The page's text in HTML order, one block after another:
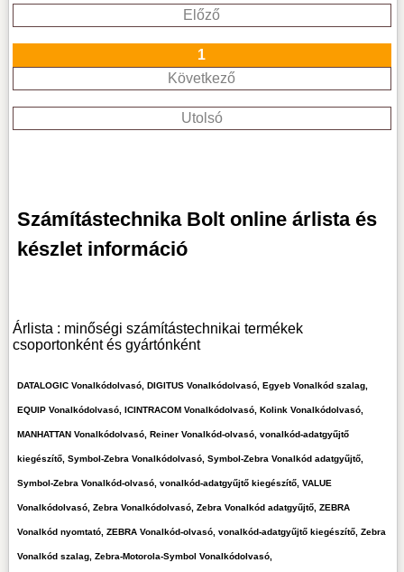
Előző
1
Következő
Utolsó
Számítástechnika Bolt online árlista és
készlet információ
Árlista : minőségi számítástechnikai termékek
csoportonként és gyártónként
DATALOGIC Vonalkódolvasó, DIGITUS Vonalkódolvasó, Egyeb Vonalkód szalag,
EQUIP Vonalkódolvasó, ICINTRACOM Vonalkódolvasó, Kolink Vonalkódolvasó,
MANHATTAN Vonalkódolvasó, Reiner Vonalkód-olvasó, vonalkód-adatgyűjtő
kiegészítő, Symbol-Zebra Vonalkódolvasó, Symbol-Zebra Vonalkód adatgyűjtő,
Symbol-Zebra Vonalkód-olvasó, vonalkód-adatgyűjtő kiegészítő, VALUE
Vonalkódolvasó, Zebra Vonalkódolvasó, Zebra Vonalkód adatgyűjtő, ZEBRA
Vonalkód nyomtató, ZEBRA Vonalkód-olvasó, vonalkód-adatgyűjtő kiegészítő, Zebra
Vonalkód szalag, Zebra-Motorola-Symbol Vonalkódolvasó,